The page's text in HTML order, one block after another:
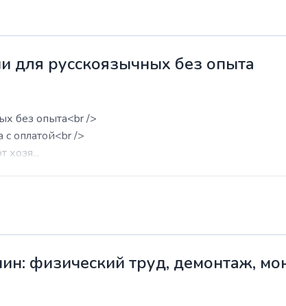
для русскоязычных без опыта
без опыта<br />
с оплатой<br />
хозя...
физический труд, демонтаж,